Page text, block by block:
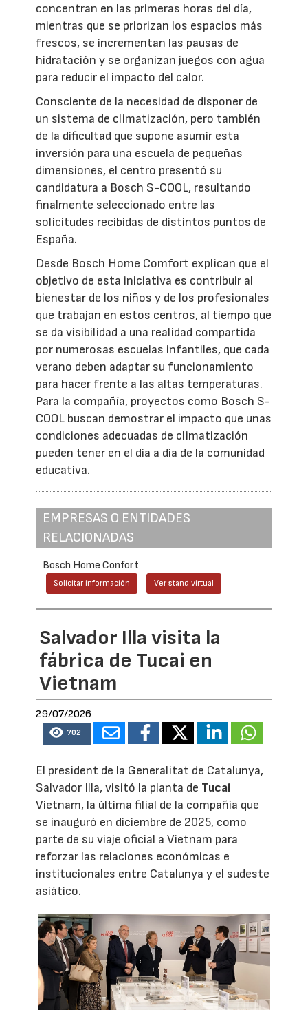
concentran en las primeras horas del día,
mientras que se priorizan los espacios más
frescos, se incrementan las pausas de
hidratación y se organizan juegos con agua
para reducir el impacto del calor.
Consciente de la necesidad de disponer de
un sistema de climatización, pero también
de la dificultad que supone asumir esta
inversión para una escuela de pequeñas
dimensiones, el centro presentó su
candidatura a Bosch S-COOL, resultando
finalmente seleccionado entre las
solicitudes recibidas de distintos puntos de
España.
Desde Bosch Home Comfort explican que el
objetivo de esta iniciativa es contribuir al
bienestar de los niños y de los profesionales
que trabajan en estos centros, al tiempo que
se da visibilidad a una realidad compartida
por numerosas escuelas infantiles, que cada
verano deben adaptar su funcionamiento
para hacer frente a las altas temperaturas.
Para la compañía, proyectos como Bosch S-
COOL buscan demostrar el impacto que unas
condiciones adecuadas de climatización
pueden tener en el día a día de la comunidad
educativa.
EMPRESAS O ENTIDADES
RELACIONADAS
Bosch Home Confort
Solicitar información Ver stand virtual
Salvador Illa visita la
fábrica de Tucai en
Vietnam
29/07/2026
702
El president de la Generalitat de Catalunya,
Salvador Illa, visitó la planta de Tucai
Vietnam, la última filial de la compañía que
se inauguró en diciembre de 2025, como
parte de su viaje oficial a Vietnam para
reforzar las relaciones económicas e
institucionales entre Catalunya y el sudeste
asiático.